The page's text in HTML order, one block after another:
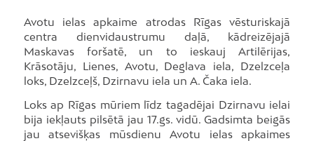
Avotu ielas apkaime atrodas Rīgas vēsturiskajā
centra dienvidaustrumu daļā, kādreizējajā
Maskavas foršatē, un to ieskauj Artilērijas,
Krāsotāju, Lienes, Avotu, Deglava iela, Dzelzceļa
loks, Dzelzceļš, Dzirnavu iela un A. Čaka iela.
Loks ap Rīgas mūriem līdz tagadējai Dzirnavu ielai
bija iekļauts pilsētā jau 17.gs. vidū. Gadsimta beigās
jau atsevišķas mūsdienu Avotu ielas apkaimes